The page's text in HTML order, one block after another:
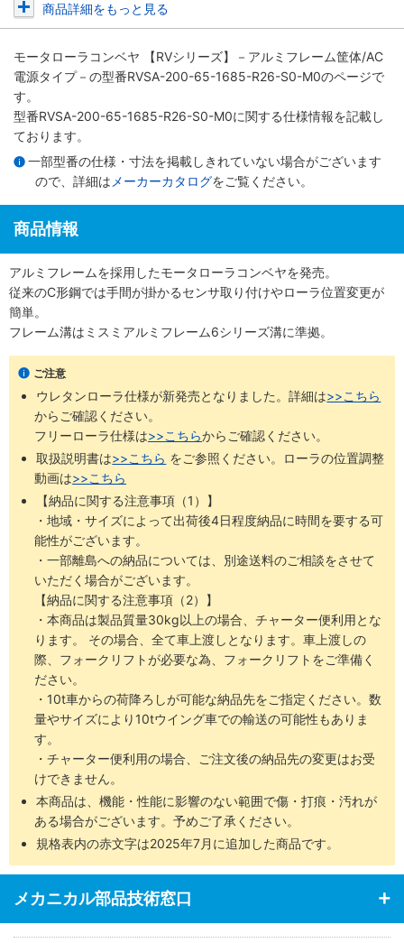
商品詳細をもっと見る
モータローラコンベヤ 【RVシリーズ】－アルミフレーム筐体/AC
電源タイプ－ の型番RVSA-200-65-1685-R26-S0-M0のページで
す。
型番RVSA-200-65-1685-R26-S0-M0に関する仕様情報を記載し
ております。
一部型番の仕様・寸法を掲載しきれていない場合がございます
ので、詳細は メーカーカタログをご覧ください。
商品情報
アルミフレームを採用したモータローラコンベヤを発売。
従来のC形鋼では手間が掛かるセンサ取り付けやローラ位置変更が
簡単。
フレーム溝はミスミアルミフレーム6シリーズ溝に準拠。
ご注意
ウレタンローラ仕様が新発売となりました。詳細は>>こちら
からご確認ください。 ​
フリーローラ仕様は>>こちらからご確認ください。
取扱説明書は>>こちら ​をご参照ください。ローラの位置調整
動画は>>こちら
【納品に関する注意事項（1）】
・地域・サイズによって出荷後4日程度納品に時間を要する可
能性がございます。
・一部離島への納品については、別途送料のご相談をさせて
いただく場合がございます。
【納品に関する注意事項（2）】
・本商品は製品質量30kg以上の場合、チャーター便利用とな
ります。 その場合、全て車上渡しとなります。車上渡しの
際、フォークリフトが必要な為、フォークリフトをご準備く
ださい。
・10t車からの荷降ろしが可能な納品先をご指定ください。数
量やサイズにより10tウイング車での輸送の可能性もありま
す。
・チャーター便利用の場合、ご注文後の納品先の変更はお受
けできません。
本商品は、機能・性能に影響のない範囲で傷・打痕・汚れが
ある場合がございます。予めご了承ください。
規格表内の赤文字は2025年7月に追加した商品です。
メカニカル部品技術窓口